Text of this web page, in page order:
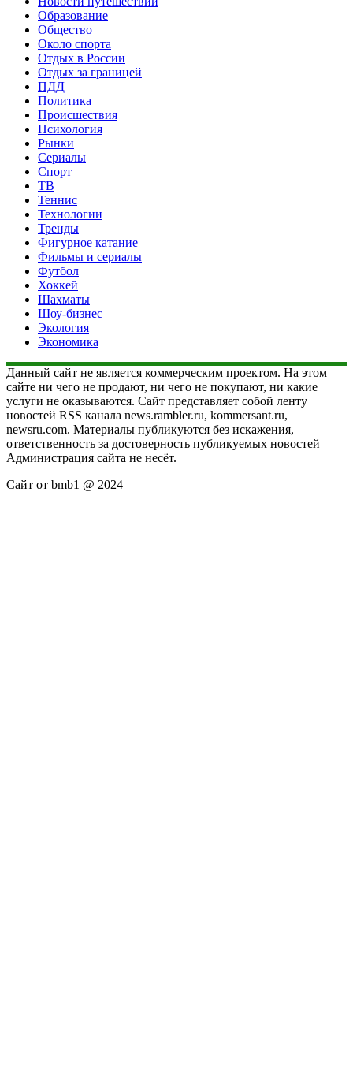
Образование
Общество
Около спорта
Отдых в России
Отдых за границей
ПДД
Политика
Происшествия
Психология
Рынки
Сериалы
Спорт
ТВ
Теннис
Технологии
Тренды
Фигурное катание
Фильмы и сериалы
Футбол
Хоккей
Шахматы
Шоу-бизнес
Экология
Экономика
Данный сайт не является коммерческим проектом. На этом
сайте ни чего не продают, ни чего не покупают, ни какие
услуги не оказываются. Сайт представляет собой ленту
новостей RSS канала news.rambler.ru, kommersant.ru,
newsru.com. Материалы публикуются без искажения,
ответственность за достоверность публикуемых новостей
Администрация сайта не несёт.
Сайт от bmb1 @ 2024